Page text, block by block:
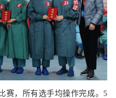
赛，所有选手均操作完成。5